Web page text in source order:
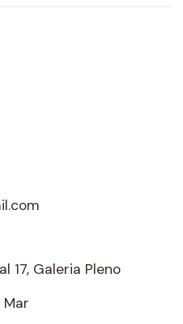
17, Galeria Pleno